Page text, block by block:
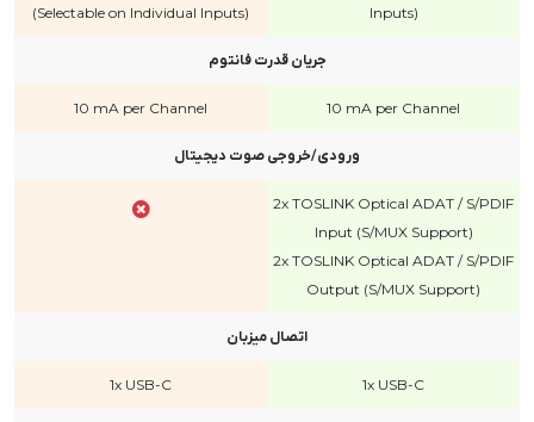
Inputs)
(Selectable on Individual Inputs)
جریان قدرت فانتوم
10 mA per Channel
10 mA per Channel
ورودی/خروجی صوت دیجیتال
2x TOSLINK Optical ADAT / S/PDIF
Input (S/MUX Support)
2x TOSLINK Optical ADAT / S/PDIF
Output (S/MUX Support)
اتصال میزبان
1x USB-C
1x USB-C